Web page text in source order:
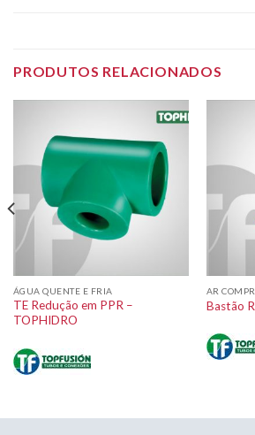
PRODUTOS RELACIONADOS
ÁGUA QUENTE E FRIA
TE Redução em PPR –
TOPHIDRO
AR
Bastão